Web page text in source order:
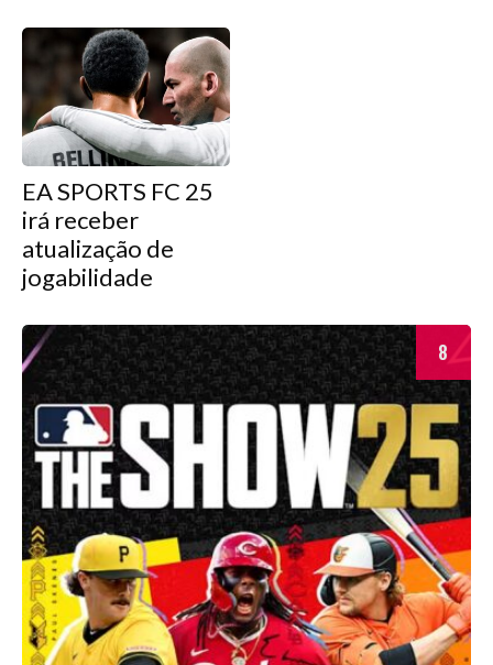
EA SPORTS FC 25
irá receber
atualização de
jogabilidade
8